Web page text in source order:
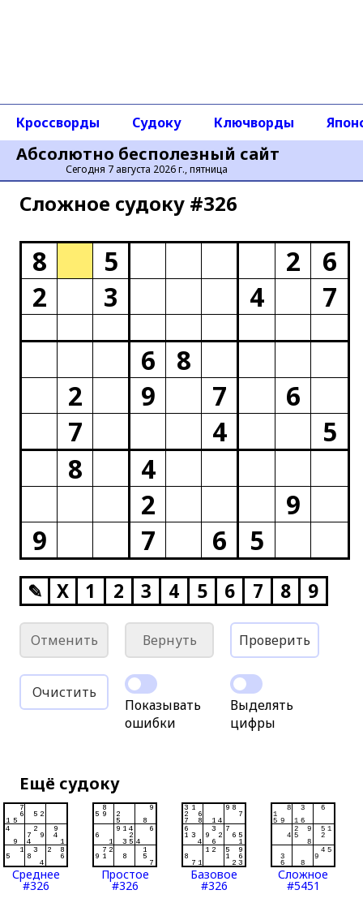
Абсолютно бесполезный сайт
Сегодня 7 августа 2026 г., пятница
Кроссворды Судоку Ключворды
Сложное cудоку #326
8 5 2
6
2
3 4
7
6
8
2
9 7
6
7
4
5
8
4
2
9
9
7 6 5
✎ X 1 2 3 4 5 6 7 8 9
Отменить Вернуть Проверить
Очистить
Показывать
ошибки
Выделять
цифры
Ещё судоку
Среднее
#326
Простое
#326
Базовое
#326
Сложное
#5451